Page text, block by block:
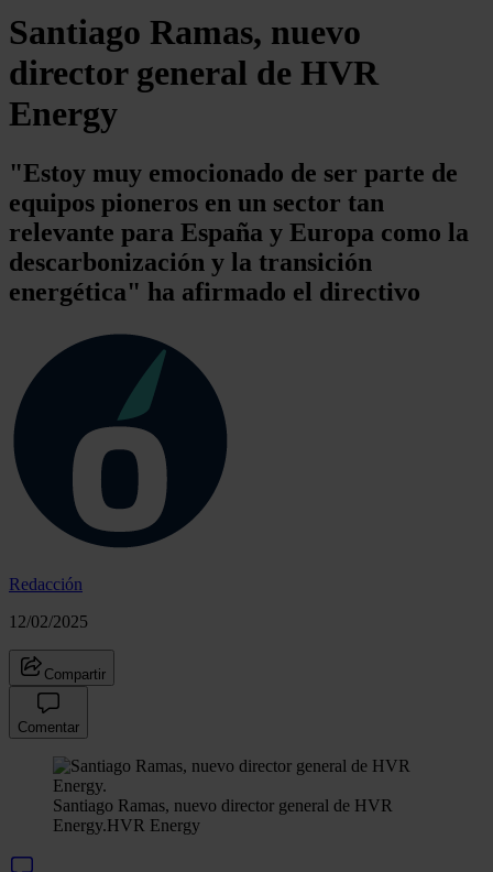
Santiago Ramas, nuevo
director general de HVR
Energy
"Estoy muy emocionado de ser parte de
equipos pioneros en un sector tan
relevante para España y Europa como la
descarbonización y la transición
energética" ha afirmado el directivo
Redacción
12/02/2025
Compartir
Comentar
Santiago Ramas, nuevo director general de HVR
Energy.HVR Energy